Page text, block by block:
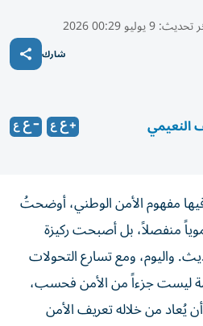
تحديث:9 يوليو 00:29 2026
شارك
النعيمي
مفهوم الأمن الوطني، أوضحتُ
منفصلاً، بل أصبحت ركيزة
واليوم، ومع تسارع التحولات
ليست جزءاً من الأمن فحسب،
يُعاد من خلاله تعريف الأمن